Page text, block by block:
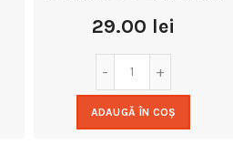
29.00 lei
ADAUGĂ ÎN COȘ